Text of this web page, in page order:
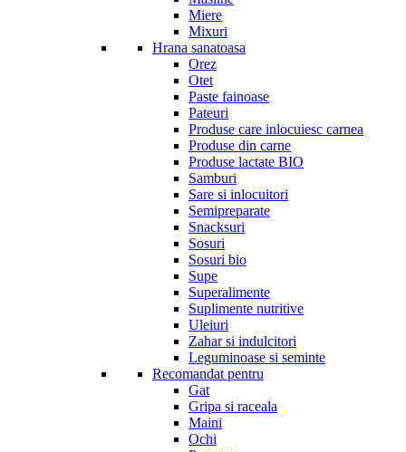
Miere
Mixuri
Hrana sanatoasa
Orez
Otet
Paste fainoase
Pateuri
Produse care inlocuiesc carnea
Produse din carne
Produse lactate BIO
Samburi
Sare si inlocuitori
Semipreparate
Snacksuri
Sosuri
Sosuri bio
Supe
Superalimente
Suplimente nutritive
Uleiuri
Zahar si indulcitori
Leguminoase si seminte
Recomandat pentru
Gat
Gripa si raceala
Maini
Ochi